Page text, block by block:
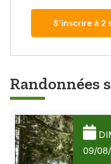
S'inscrire à 2
Randonnées
09/